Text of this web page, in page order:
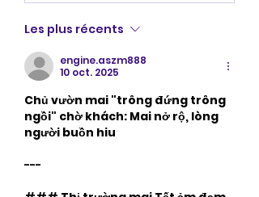
Les plus récents
engine.aszm888
10 oct. 2025
Chủ vườn mai "trông đứng trông
ngồi" chờ khách: Mai nở rộ, lòng
người buồn hiu
---